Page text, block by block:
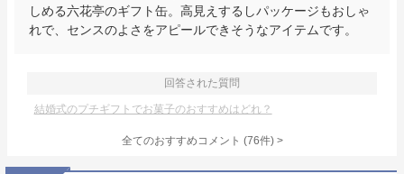
しめる六花亭のギフト缶。高見えするしパッケージもおしゃ
れで、センスのよさをアピールできそうなアイテムです。
回答された質問
結婚式のプチギフトでお菓子のおすすめはどれ？
全てのおすすめコメント (76件) >